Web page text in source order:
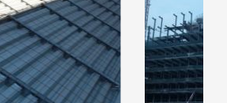
EDIFICIO DO ISCAP